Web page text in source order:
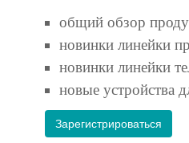
общий обзор
новинки линейки
новинки линейки
новые устройства
Зарегистрироваться